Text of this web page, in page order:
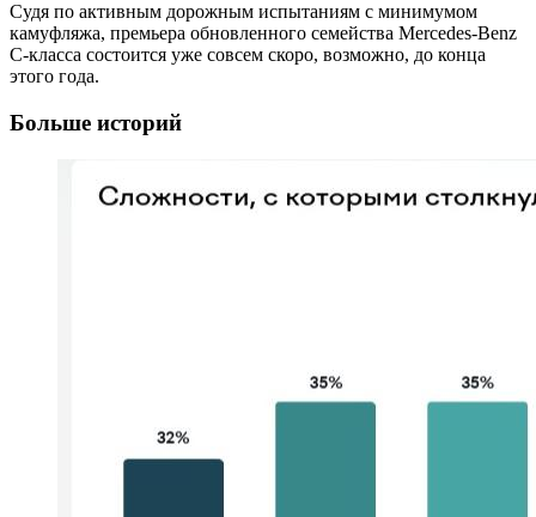
Судя по активным дорожным испытаниям с минимумом
камуфляжа, премьера обновленного семейства Mercedes-Benz
C-класса состоится уже совсем скоро, возможно, до конца
этого года.
Больше историй